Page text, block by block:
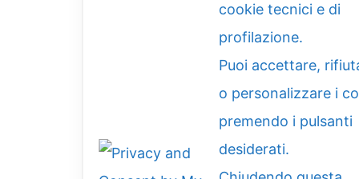
cookie tecnici e di
profilazione.
Puoi accettare,
o personalizzare i
premendo i pulsanti
desiderati.